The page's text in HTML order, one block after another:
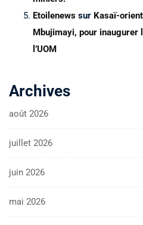
Etoilenews sur Kasaï-
Mbujimayi, pour inaugurer
l’UOM
Archives
août 2026
juillet 2026
juin 2026
mai 2026